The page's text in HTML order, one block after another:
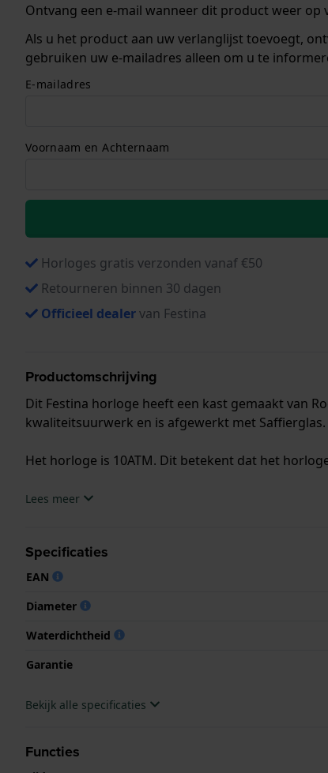
Ontvang een e-mail wanneer dit product weer op
Als u het product aan uw verlanglijst toevoegt,
gebruiken uw e-mailadres alleen om u te
E-mailadres
Voornaam en Achternaam
Horloges gratis verzonden vanaf €50
Retourneren binnen 30 dagen
Officieel dealervan Festina
Productomschrijving
Dit Festina horloge heeft een kast gemaakt van
kwaliteitsuurwerk en is afgewerkt met Saffierglas.
Het horloge is 10ATM. Dit betekent dat het
.Lees meer
Specificaties
EAN
Diameter
Waterdichtheid
Garantie
Bekijk alle specificaties
Functies